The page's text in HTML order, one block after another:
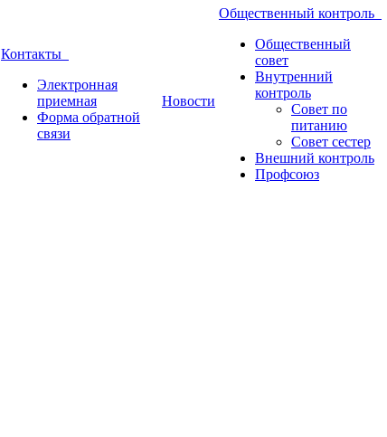
Контакты
Электронная
приемная
Форма обратной
связи
Новости
Общественный контроль
Общественный
совет
Внутренний
контроль
Совет по
питанию
Совет сестер
Внешний контроль
Профсоюз